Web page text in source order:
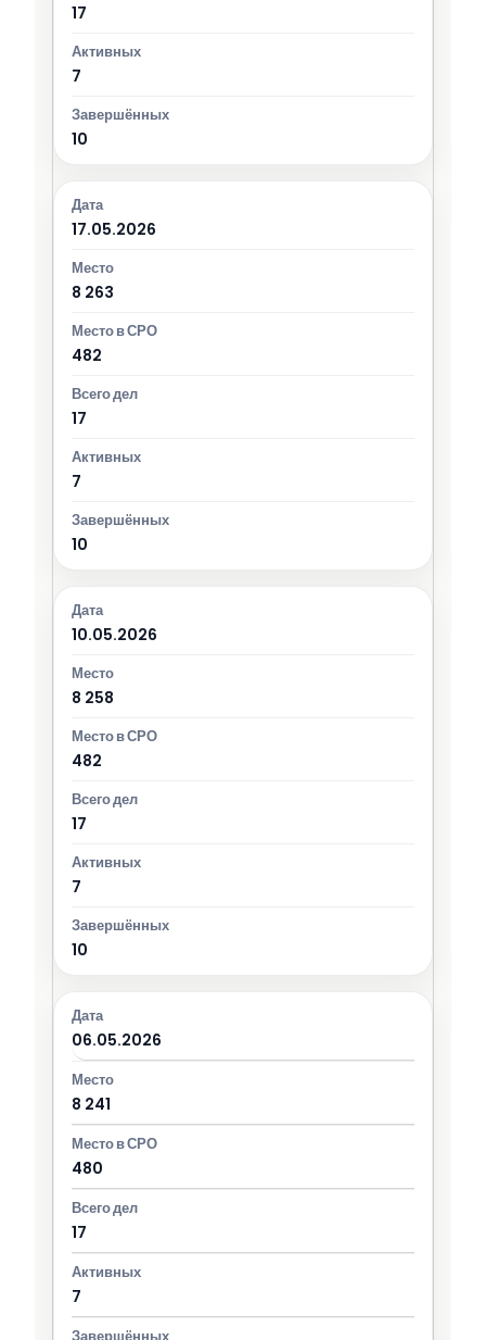
17
7
10
17.05.2026
8 263
482
17
7
10
10.05.2026
8 258
482
17
7
10
06.05.2026
8 241
480
17
7